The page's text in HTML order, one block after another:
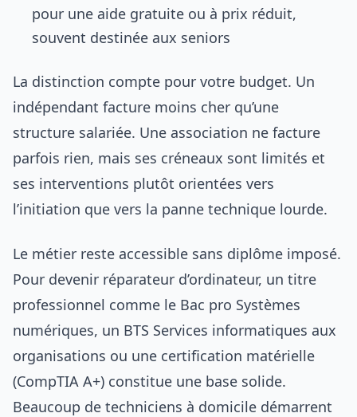
pour une aide gratuite ou à prix réduit,
souvent destinée aux seniors
La distinction compte pour votre budget. Un
indépendant facture moins cher qu’une
structure salariée. Une association ne facture
parfois rien, mais ses créneaux sont limités et
ses interventions plutôt orientées vers
l’initiation que vers la panne technique lourde.
Le métier reste accessible sans diplôme imposé.
Pour devenir réparateur d’ordinateur, un titre
professionnel comme le Bac pro Systèmes
numériques, un BTS Services informatiques aux
organisations ou une certification matérielle
(CompTIA A+) constitue une base solide.
Beaucoup de techniciens à domicile démarrent